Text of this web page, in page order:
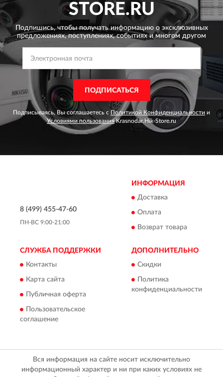
STORE.RU
Подпишись, чтобы получать информацию о эксклюзивных
предложениях,поступлениях, событиях и многом другом
ПОДПИСАТЬСЯ
Подписываясь, Вы соглашаетесь с Политикой Конфиденциальности и
Условиями пользованияKrasnodar.Hik-Store.ru
8 (499) 455-47-60
ПН-ВС 9:00-21:00
ИНФОРМАЦИЯ
Доставка
Оплата
Возврат товара
СЛУЖБА ПОДДЕРЖКИ
Контакты
Карта сайта
Публичная оферта
Пользовательское
соглашение
ДОПОЛНИТЕЛЬНО
Скидки
Политика
конфиденциальности
Вся информация на сайте носит исключительно
информационный характер и ни при каких условиях не